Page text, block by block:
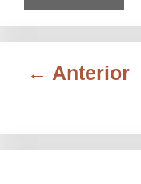
← Anterior